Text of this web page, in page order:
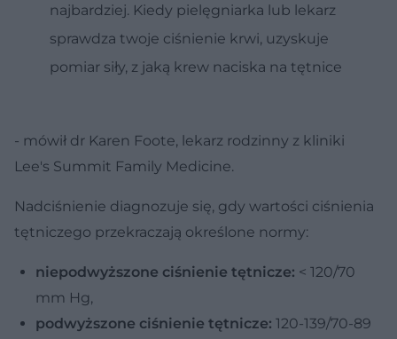
najbardziej. Kiedy pielęgniarka lub lekarz
sprawdza twoje ciśnienie krwi, uzyskuje
pomiar siły, z jaką krew naciska na tętnice
- mówił dr Karen Foote, lekarz rodzinny z kliniki
Lee's Summit Family Medicine.
Nadciśnienie diagnozuje się, gdy wartości ciśnienia
tętniczego przekraczają określone normy:
niepodwyższone ciśnienie tętnicze: < 120/70
mm Hg,
podwyższone ciśnienie tętnicze: 120-139/70-89